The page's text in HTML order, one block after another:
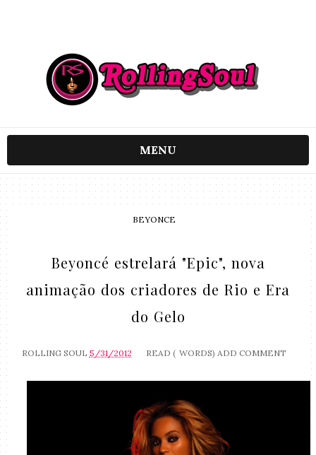
MENU
BEYONCE
Beyoncé estrelará "Epic", nova
animação dos criadores de Rio e Era
do Gelo
ROLLING SOUL 5/31/2012 READ ( WORDS) ADD COMMENT